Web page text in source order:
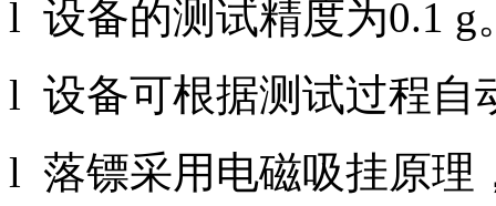
l 设备的测试精度为0.1 g
l 设备可根据测试过程自
l 落镖采用电磁吸挂原理